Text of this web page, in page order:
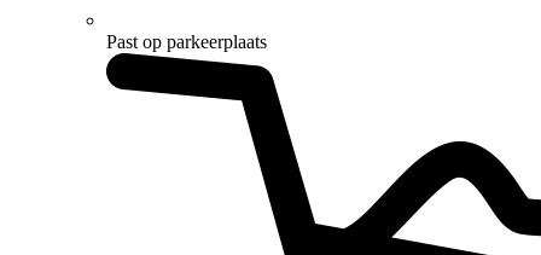
Past op parkeerplaats